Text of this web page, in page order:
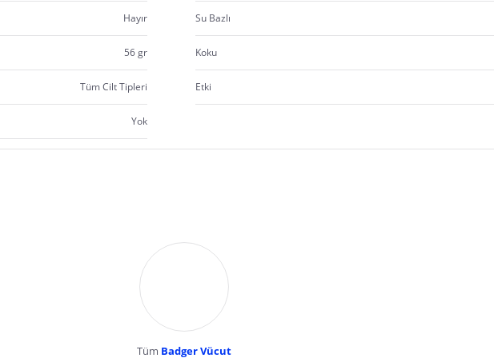
Hayır Su Bazlı
56 gr Koku
Tüm Cilt Tipleri Etki
Yok
Tüm Badger Vücut